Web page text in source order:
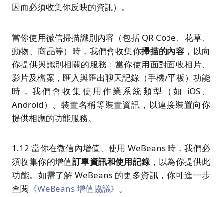
因而必須收集你反映的資訊）。
當你使用微信掃描識別內容（包括 QR Code、花草、
動物、商品等）時，我們會收集你掃描的內容 ，以向
你提供與識別相關的服務；當你使用面對面收相片、
影片及檔案，匯入與匯出聊天記錄（手機/平板）功能
時，我們會收集使用作業系統類型（如 iOS、
Android）、裝置名稱等裝置資訊，以連接裝置向你
提供相應的功能服務。
1.12 當你在微信內增值、使用 WeBeans 時，我們必
須收集你的增值訂單資訊和使用記錄，以為你提供此
功能。如需了解 WeBeans 的更多資訊，你可進一步
查閱 《WeBeans 增值協議》 。